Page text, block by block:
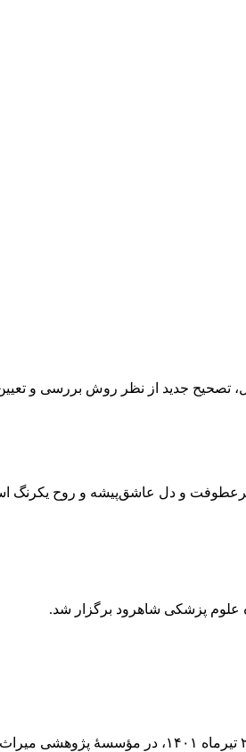
جدید از نظر روش بررسی و
و دل عاشق‌پیشه و روح یکرنگ
علوم پزشکی شاهرود برگزار شد.